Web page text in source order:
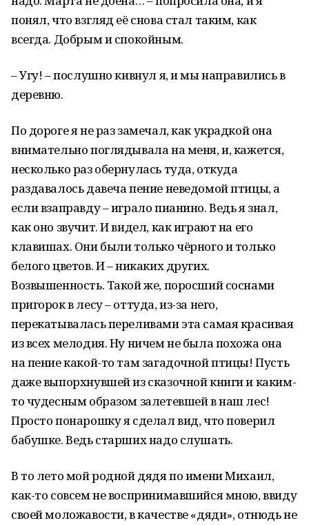
понял, что взгляд её снова стал таким, как
всегда. Добрым и спокойным.
– Угу! – послушно кивнул я, и мы направились в
деревню.
По дороге я не раз замечал, как украдкой она
внимательно поглядывала на меня, и, кажется,
несколько раз обернулась туда, откуда
раздавалось давеча пение неведомой птицы, а
если взаправду – играло пианино. Ведь я знал,
как оно звучит. И видел, как играют на его
клавишах. Они были только чёрного и только
белого цветов. И – никаких других.
Возвышенность. Такой же, поросший соснами
пригорок в лесу – оттуда, из-за него,
перекатывалась переливами эта самая красивая
из всех мелодия. Ну ничем не была похожа она
на пение какой-то там загадочной птицы! Пусть
даже выпорхнувшей из сказочной книги и каким-
то чудесным образом залетевшей в наш лес!
Просто понарошку я сделал вид, что поверил
бабушке. Ведь старших надо слушать.
В то лето мой родной дядя по имени Михаил,
как-то совсем не воспринимавшийся мною, ввиду
своей моложавости, в качестве «дяди», отнюдь не